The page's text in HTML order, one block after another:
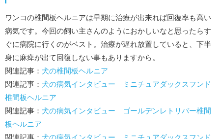
ワンコの椎間板ヘルニアは早期に治療が出来れば回復率も高い
病気です。今回の飼い主さんのようにおかしいなと思ったらす
ぐに病院に行くのがベスト。治療が遅れ放置していると、下半
身に麻痺が出て回復しない事もありますから。
関連記事： 犬の椎間板ヘルニア
関連記事： 犬の病気インタビュー ミニチュアダックスフンド
椎間板ヘルニア
関連記事： 犬の病気インタビュー ゴールデンレトリバー椎間
板ヘルニア
関連記事： 犬の病気インタビュー ミニチュアダックスフンド